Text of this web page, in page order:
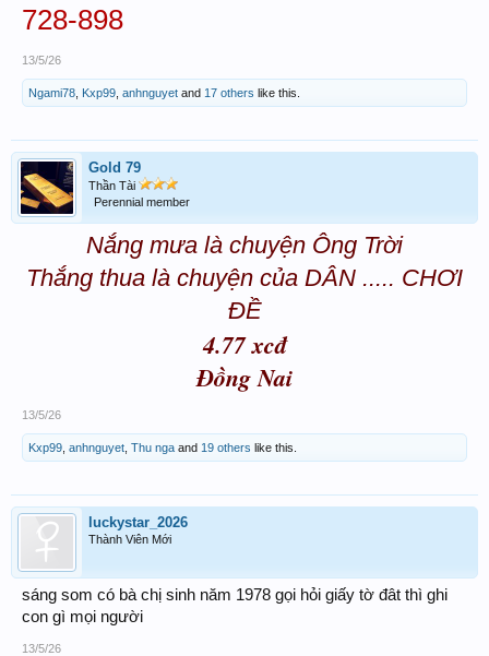
728-898
13/5/26
Ngami78 Kxp99 anhnguyet and 17 others like this.
Gold 79
Thần Tài
Perennial member
Nắng mưa là chuyện Ông Trời
Thắng thua là chuyện của DÂN ..... CHƠI
ĐỀ
4.77 xcđ
Đồng Nai
13/5/26
Kxp99 anhnguyet Thu nga and 19 others like this.
luckystar_2026
Thành Viên Mới
sáng som có bà chị sinh năm 1978 gọi hỏi giấy tờ đât thì ghi
con gì mọi người
13/5/26